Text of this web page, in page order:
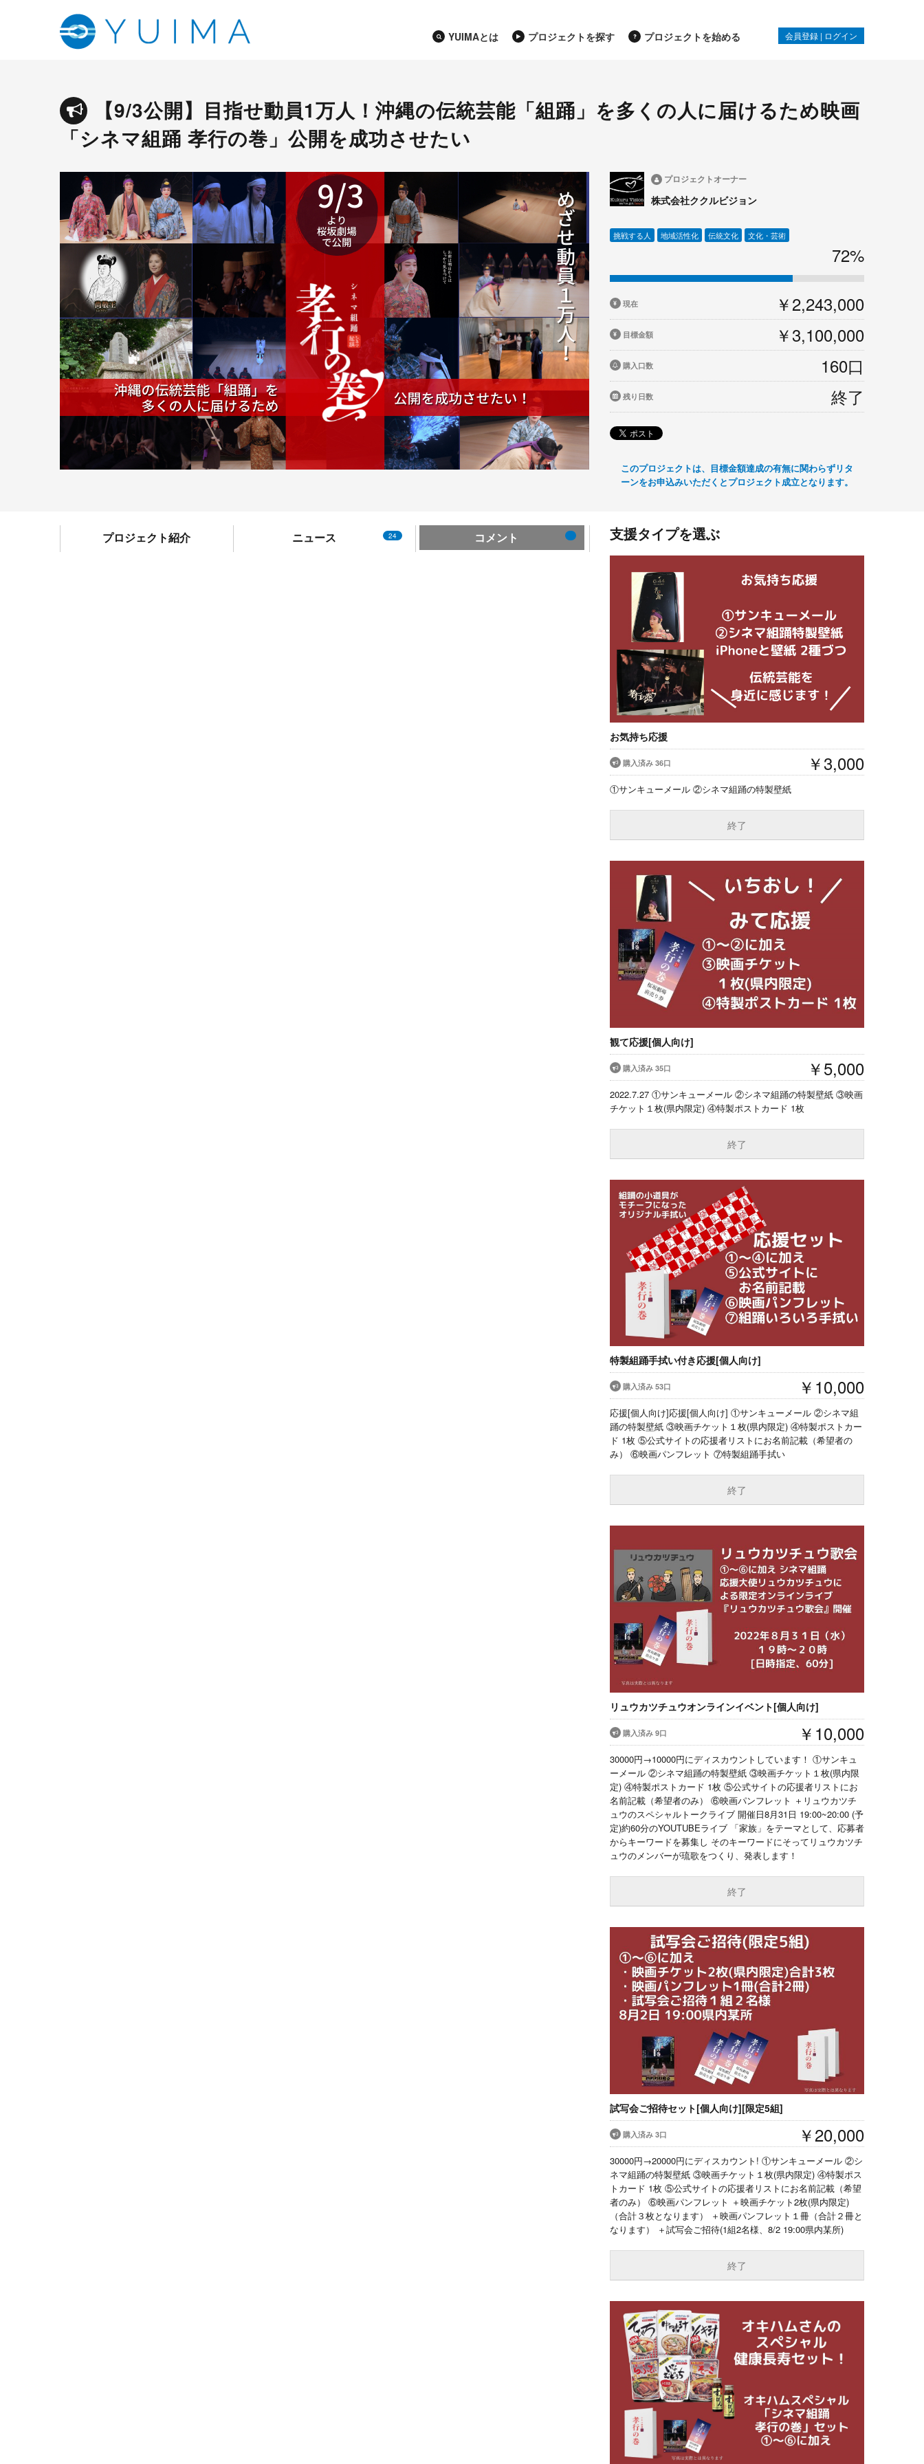
YUIMAとは プロジェクトを探す プロジェクトを始める 会員登録 | ログイン
【9/3公開】目指せ動員1万人！沖縄の伝統芸能「組踊」を多くの人に届けるため映画
「シネマ組踊 孝行の巻」公開を成功させたい
プロジェクトオーナー
株式会社ククルビジョン
挑戦する人 地域活性化 伝統文化 文化・芸術
72%
現在 ￥2,243,000
目標金額 ￥3,100,000
購入口数 160口
残り日数 終了
このプロジェクトは、目標金額達成の有無に関わらずリタ
ーンをお申込みいただくとプロジェクト成立となります。
プロジェクト紹介 ニュース 24 コメント 支援タイプを選ぶ
お気持ち応援
購入済み 36口 ￥3,000
①サンキューメール ②シネマ組踊の特製壁紙
終了
観て応援[個人向け]
購入済み 35口 ￥5,000
2022.7.27 ①サンキューメール ②シネマ組踊の特製壁紙 ③映画
チケット１枚(県内限定) ④特製ポストカード 1枚
終了
特製組踊手拭い付き応援[個人向け]
購入済み 53口 ￥10,000
応援[個人向け]応援[個人向け] ①サンキューメール ②シネマ組
踊の特製壁紙 ③映画チケット１枚(県内限定) ④特製ポストカー
ド 1枚 ⑤公式サイトの応援者リストにお名前記載（希望者の
み） ⑥映画パンフレット ⑦特製組踊手拭い
終了
リュウカツチュウオンラインイベント[個人向け]
購入済み 9口 ￥10,000
30000円→10000円にディスカウントしています！ ①サンキュ
ーメール ②シネマ組踊の特製壁紙 ③映画チケット１枚(県内限
定) ④特製ポストカード 1枚 ⑤公式サイトの応援者リストにお
名前記載（希望者のみ） ⑥映画パンフレット ＋リュウカツチ
ュウのスペシャルトークライブ 開催日8月31日 19:00~20:00 (予
定)約60分のYOUTUBEライブ 「家族」をテーマとして、応募者
からキーワードを募集し そのキーワードにそってリュウカツチ
ュウのメンバーが琉歌をつくり、発表します！
終了
試写会ご招待セット[個人向け][限定5組]
購入済み 3口 ￥20,000
30000円→20000円にディスカウント! ①サンキューメール ②シ
ネマ組踊の特製壁紙 ③映画チケット１枚(県内限定) ④特製ポス
トカード 1枚 ⑤公式サイトの応援者リストにお名前記載（希望
者のみ） ⑥映画パンフレット ＋映画チケット2枚(県内限定)
（合計３枚となります） ＋映画パンフレット１冊（合計２冊と
なります） ＋試写会ご招待(1組2名様、8/2 19:00県内某所)
終了